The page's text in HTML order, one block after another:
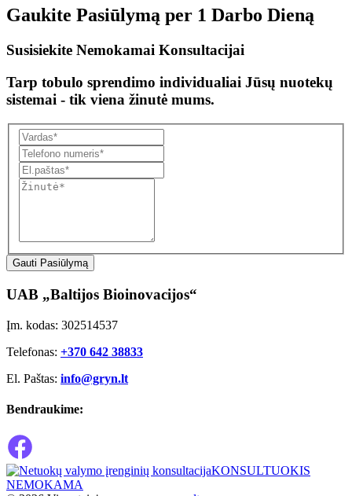
Gaukite Pasiūlymą per 1 Darbo Dieną
Susisiekite Nemokamai Konsultacijai
Tarp tobulo sprendimo individualiai Jūsų nuotekų
sistemai - tik viena žinutė mums.
Gauti Pasiūlymą
UAB „Baltijos Bioinovacijos“
Įm. kodas: 302514537
Telefonas: +370 642 38833
El. Paštas: info@gryn.lt
Bendraukime:
KONSULTUOKIS
NEMOKAMA